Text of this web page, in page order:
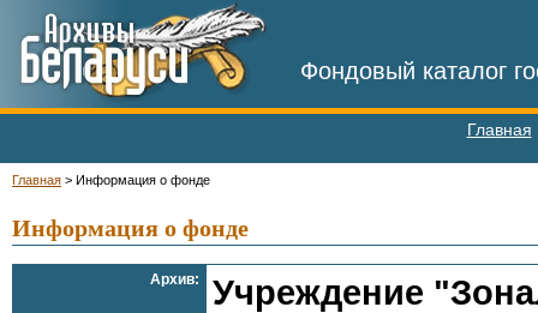
Фондовый каталог
Главная
Главная > Информация о фонде
Информация о фонде
Архив:
Учреждение